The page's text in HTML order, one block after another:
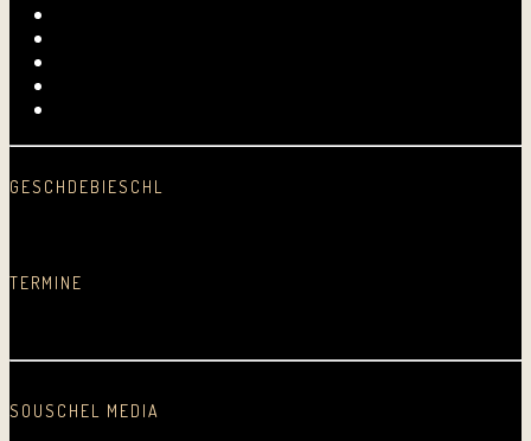
GESCHDEBIESCHL
TERMINE
SOUSCHEL MEDIA